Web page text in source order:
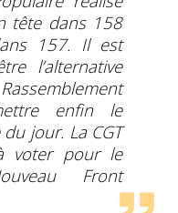
tête dans 158
157. Il est
l’alternative
enfin le
jour. La CGT
voter pour le
Front